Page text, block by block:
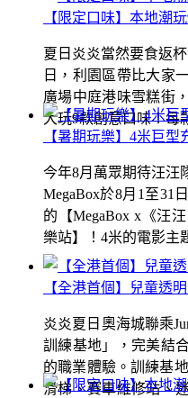
【限定口味】本地潮
夏日炎炎當然要食返
日，利園區帶比大家
廣場中庭港味雪糕街
大玩9款創意口味！每
【全港首個】兒童透
炎炎夏日奧海城聯乘
訓練基地」，完美結
的職業體驗。訓練基
滑梯、賽車維修站、
【暑期玩樂】4米巨型
今年8月萬眾期待汪汪
MegaBox於8月1至31
的【MegaBox x《汪
樂站】！4米的電影主